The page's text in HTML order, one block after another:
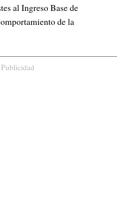
al Ingreso Base de
de la
Publicidad